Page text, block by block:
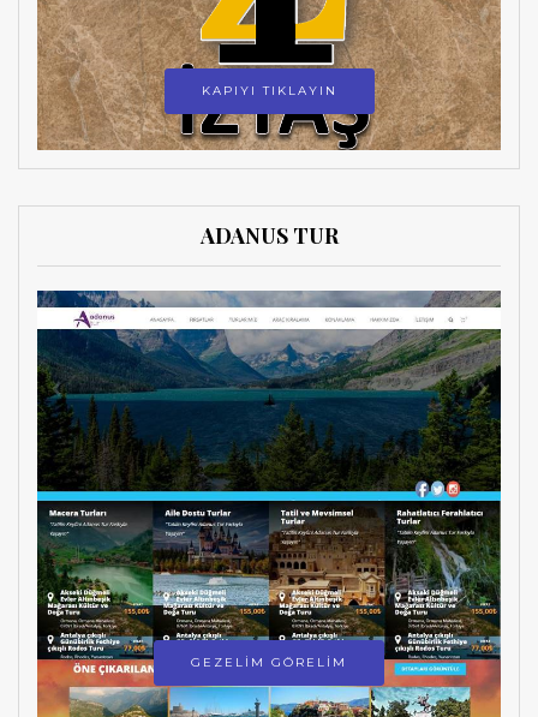
KAPIYI TIKLAYIN
ADANUS TUR
GEZELİM GÖRELİM